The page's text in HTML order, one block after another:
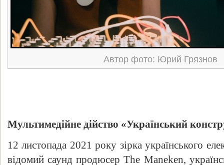
Автор фото: Юрий Грязнов
Мультимедійне дійство «Український
12 листопада 2021 року зірка українського
відомий саунд продюсер The Maneken,